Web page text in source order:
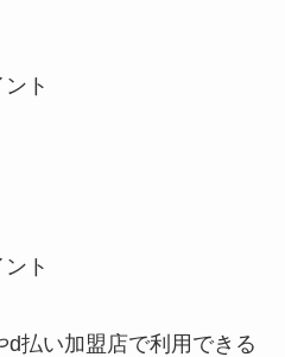
ト
ト
払い加盟店で利用できる